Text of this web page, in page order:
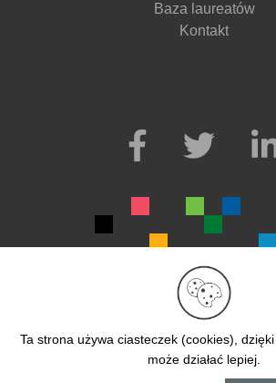
Baza laureatów
Kontakt
© 2026. Wszelkie prawa zastrzeżone.
Ta strona używa ciasteczek (cookies),
może działać lepiej.